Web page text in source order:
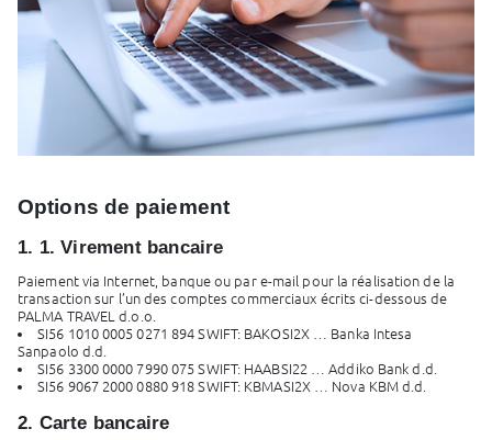
Options de paiement
1. 1. Virement bancaire
Paiement via Internet, banque ou par e-mail pour la réalisation de la
transaction sur l’un des comptes commerciaux écrits ci-dessous de
PALMA TRAVEL d.o.o.
SI56 1010 0005 0271 894 SWIFT: BAKOSI2X … Banka Intesa
Sanpaolo d.d.
SI56 3300 0000 7990 075 SWIFT: HAABSI22 … Addiko Bank d.d.
SI56 9067 2000 0880 918 SWIFT: KBMASI2X … Nova KBM d.d.
2. Carte bancaire